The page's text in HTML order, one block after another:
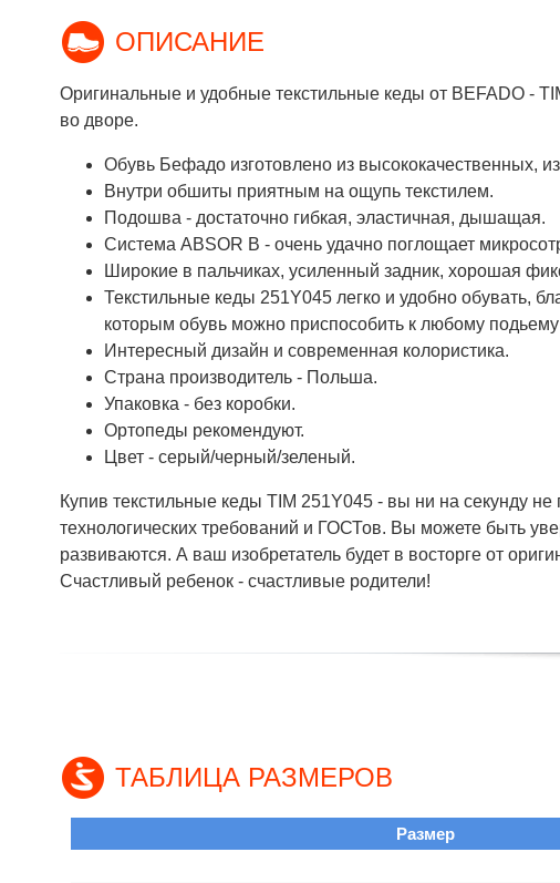
ОПИСАНИЕ
Оригинальные и удобные текстильные кеды от BEFADO -
во дворе.
Обувь Бефадо изготовлено из высококачественных,
Внутри обшиты приятным на ощупь текстилем.
Подошва - достаточно гибкая, эластичная, дышащая.
Система ABSOR B - очень удачно поглощает
Широкие в пальчиках, усиленный задник, хорошая
Текстильные кеды 251Y045 легко и удобно обувать,
которым обувь можно приспособить к любому
Интересный дизайн и современная колористика.
Страна производитель - Польша.
Упаковка - без коробки.
Ортопеды рекомендуют.
Цвет - серый/черный/зеленый.
Купив текстильные кеды TIM 251Y045 - вы ни на секунду
технологических требований и ГОСТов. Вы можете быть
развиваются. А ваш изобретатель будет в восторге от
Счастливый ребенок - счастливые родители!
ТАБЛИЦА РАЗМЕРОВ
Размер